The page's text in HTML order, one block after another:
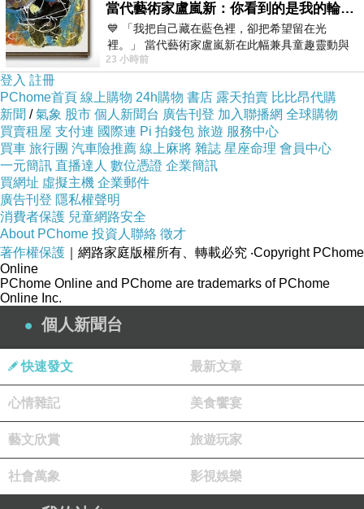
當代藝術家盧嵐新：你看到的是我的輪廓，還是你的故事？——藏在藍色裡的希望與光
💙 「我把自己藏在藍色裡，卻把希望留在光
裡。」 當代藝術家盧嵐新在此幅兼具童趣靈動與
抽象韻味的新作中，用湛藍的羽翼般色塊包覆著
23 小時前
登入 註冊
PChome首頁 線上購物 24h購物 書店 露天拍賣 比比昂代購
新聞 /氣象 股市 個人新聞台 廣告刊登 加入聯播網 全球購物
買賣租屋 支付連 國際連 Pi 拍錢包 旅遊 服務中心
買車 旅行團 汽車險推薦 線上麻將 雜誌 星座命理 會員中心
一元簡訊 直播達人 數位憑證 企業簡訊
買網址 虛擬主機 企業郵件
廣告刊登 隱私權聲明
消費者保護 兒童網路安全
About PChome 投資人聯絡 徵才
著作權保護 ｜網路家庭版權所有、轉載必究 ‧Copyright PChome
Online
PChome Online and PChome are trademarks of PChome
Online Inc.
個人新聞台
快速發文 最新文章
心情雜記 美食饗宴
藝文欣賞 旅遊玩家
社會萬象 影視娛樂